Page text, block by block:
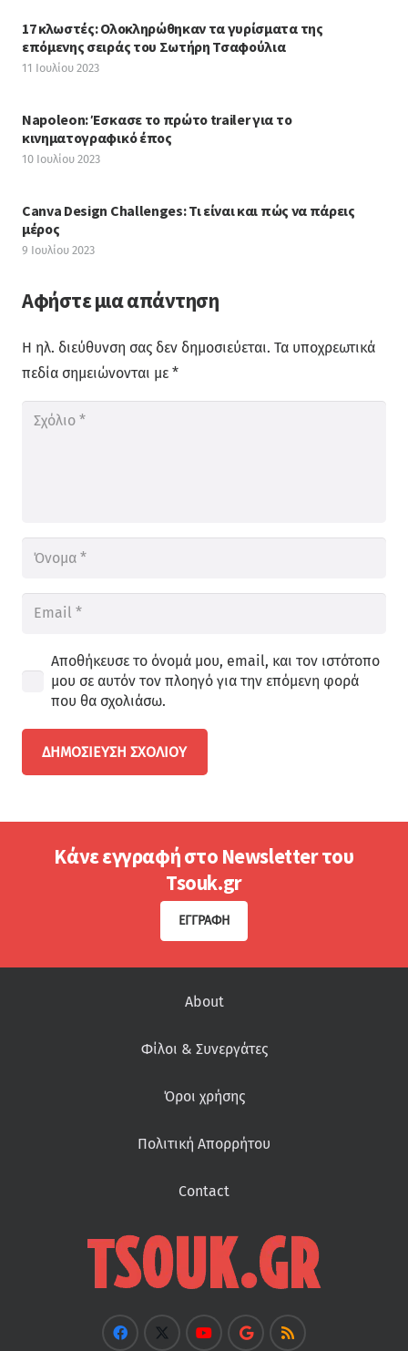
17 κλωστές: Ολοκληρώθηκαν τα γυρίσματα της
επόμενης σειράς του Σωτήρη Τσαφούλια
11 Ιουλίου 2023
Napoleon: Έσκασε το πρώτο trailer για το
κινηματογραφικό έπος
10 Ιουλίου 2023
Canva Design Challenges: Τι είναι και πώς να πάρεις
μέρος
9 Ιουλίου 2023
Αφήστε μια απάντηση
Η ηλ. διεύθυνση σας δεν δημοσιεύεται. Τα υποχρεωτικά
πεδία σημειώνονται με *
Αποθήκευσε το όνομά μου, email, και τον ιστότοπο
μου σε αυτόν τον πλοηγό για την επόμενη φορά
που θα σχολιάσω.
ΔΗΜΟΣΊΕΥΣΗ ΣΧΟΛΊΟΥ
Κάνε εγγραφή στο Newsletter του
Tsouk.gr
ΕΓΓΡΑΦΉ
About
Φίλοι & Συνεργάτες
Όροι χρήσης
Πολιτική Απορρήτου
Contact